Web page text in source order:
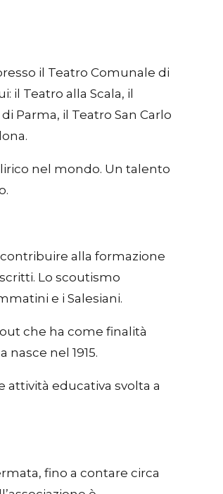
il Teatro Comunale di
il Teatro alla Scala, il
Parma, il Teatro San Carlo
nel mondo. Un talento
contribuire alla formazione
Lo scoutismo
e i Salesiani.
che ha come finalità
nel 1915.
attività educativa svolta a
fino a contare circa